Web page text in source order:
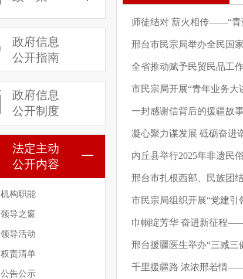
政府信息
公开指南
政府信息
公开制度
法定主动
公开内容
机构职能
领导之窗
领导活动
权责清单
公告公示
师徒结对 薪火相传——“青
邢台市民宗局举办全民国
全省推动赋予民贸民品工
市民宗局开展“青年业务大
一封感谢信背后的援疆故
凝心聚力谋发展 砥砺奋
内丘县举行2025年非遗民
邢台市扎根西部、民族团
市民宗局组织开展“党建
巾帼绽芳华 奋进新征程
邢台援疆医生举办“三减三
千里援疆路 浓浓邢若情